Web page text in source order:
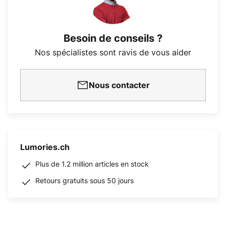
Besoin de conseils ?
Nos spécialistes sont ravis de vous aider
Nous contacter
Lumories.ch
Plus de 1.2 million articles en stock
Retours gratuits sous 50 jours